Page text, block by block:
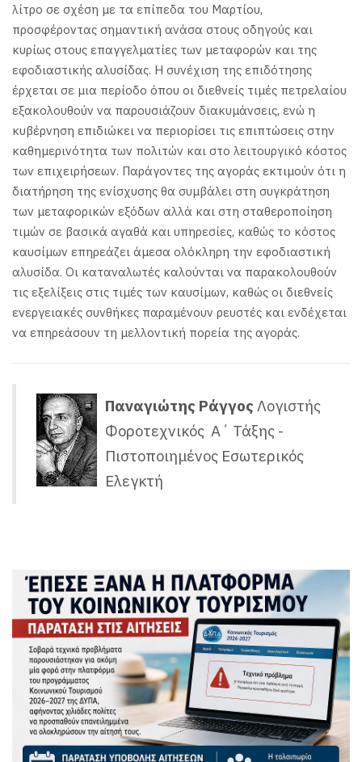
λίτρο σε σχέση με τα επίπεδα του Μαρτίου,
προσφέροντας σημαντική ανάσα στους οδηγούς και
κυρίως στους επαγγελματίες των μεταφορών και της
εφοδιαστικής αλυσίδας. Η συνέχιση της επιδότησης
έρχεται σε μια περίοδο όπου οι διεθνείς τιμές πετρελαίου
εξακολουθούν να παρουσιάζουν διακυμάνσεις, ενώ η
κυβέρνηση επιδιώκει να περιορίσει τις επιπτώσεις στην
καθημερινότητα των πολιτών και στο λειτουργικό κόστος
των επιχειρήσεων. Παράγοντες της αγοράς εκτιμούν ότι η
διατήρηση της ενίσχυσης θα συμβάλει στη συγκράτηση
των μεταφορικών εξόδων αλλά και στη σταθεροποίηση
τιμών σε βασικά αγαθά και υπηρεσίες, καθώς το κόστος
καυσίμων επηρεάζει άμεσα ολόκληρη την εφοδιαστική
αλυσίδα. Οι καταναλωτές καλούνται να παρακολουθούν
τις εξελίξεις στις τιμές των καυσίμων, καθώς οι διεθνείς
ενεργειακές συνθήκες παραμένουν ρευστές και ενδέχεται
να επηρεάσουν τη μελλοντική πορεία της αγοράς.
Παναγιώτης ΡάγγοςΛογιστής
Φοροτεχνικός Α΄ Τάξης -
Πιστοποιημένος Εσωτερικός
Ελεγκτή